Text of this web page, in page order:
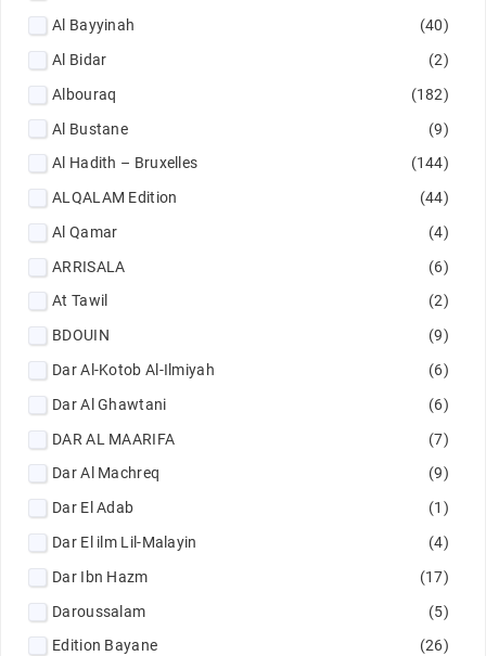
Al Bayyinah
(40)
Al Bidar
(2)
Albouraq
(182)
Al Bustane
(9)
Al Hadith – Bruxelles
(144)
ALQALAM Edition
(44)
Al Qamar
(4)
ARRISALA
(6)
At Tawil
(2)
BDOUIN
(9)
Dar Al-Kotob Al-Ilmiyah
(6)
Dar Al Ghawtani
(6)
DAR AL MAARIFA
(7)
Dar Al Machreq
(9)
Dar El Adab
(1)
Dar El ilm Lil-Malayin
(4)
Dar Ibn Hazm
(17)
Daroussalam
(5)
Edition Bayane
(26)